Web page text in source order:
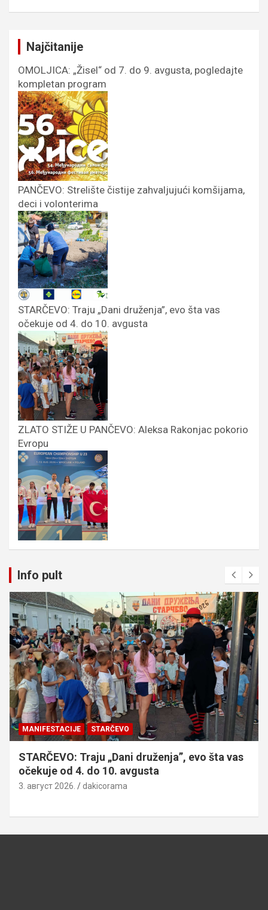
Najčitanije
OMOLJICA: „Žisel“ od 7. do 9. avgusta, pogledajte
kompletan program
PANČEVO: Strelište čistije zahvaljujući komšijama,
deci i volonterima
STARČEVO: Traju „Dani druženja”, evo šta vas
očekuje od 4. do 10. avgusta
ZLATO STIŽE U PANČEVO: Aleksa Rakonjac pokorio
Evropu
Info pult
MANIFESTACIJE STARČEVO
STARČEVO: Traju „Dani druženja”, evo šta vas
očekuje od 4. do 10. avgusta
3. август 2026. dakicorama